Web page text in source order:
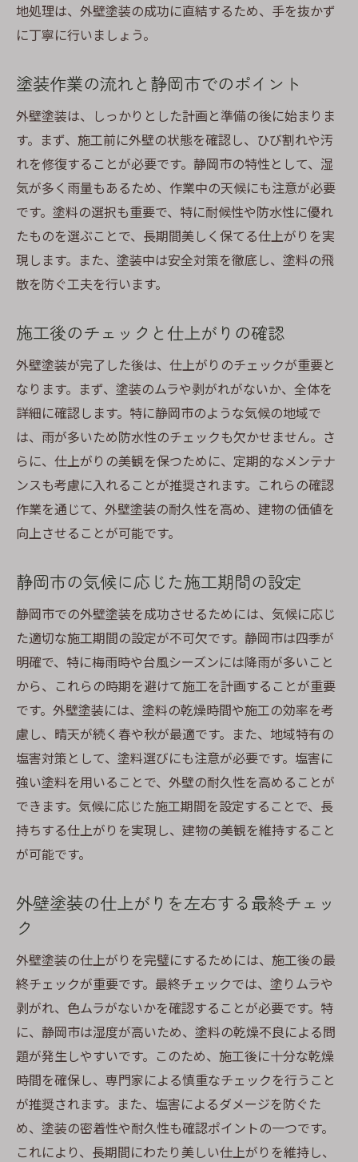
地処理は、外壁塗装の成功に直結するため、手を抜かず
に丁寧に行いましょう。
塗装作業の流れと静岡市でのポイント
外壁塗装は、しっかりとした計画と準備の後に始まりま
す。まず、施工前に外壁の状態を確認し、ひび割れや汚
れを修復することが必要です。静岡市の特性として、湿
気が多く雨量もあるため、作業中の天候にも注意が必要
です。塗料の選択も重要で、特に耐候性や防水性に優れ
たものを選ぶことで、長期間美しく保てる仕上がりを実
現します。また、塗装中は安全対策を徹底し、塗料の飛
散を防ぐ工夫を行います。
施工後のチェックと仕上がりの確認
外壁塗装が完了した後は、仕上がりのチェックが重要と
なります。まず、塗装のムラや剥がれがないか、全体を
詳細に確認します。特に静岡市のような気候の地域で
は、雨が多いため防水性のチェックも欠かせません。さ
らに、仕上がりの美観を保つために、定期的なメンテナ
ンスも考慮に入れることが推奨されます。これらの確認
作業を通じて、外壁塗装の耐久性を高め、建物の価値を
向上させることが可能です。
静岡市の気候に応じた施工期間の設定
静岡市での外壁塗装を成功させるためには、気候に応じ
た適切な施工期間の設定が不可欠です。静岡市は四季が
明確で、特に梅雨時や台風シーズンには降雨が多いこと
から、これらの時期を避けて施工を計画することが重要
です。外壁塗装には、塗料の乾燥時間や施工の効率を考
慮し、晴天が続く春や秋が最適です。また、地域特有の
塩害対策として、塗料選びにも注意が必要です。塩害に
強い塗料を用いることで、外壁の耐久性を高めることが
できます。気候に応じた施工期間を設定することで、長
持ちする仕上がりを実現し、建物の美観を維持すること
が可能です。
外壁塗装の仕上がりを左右する最終チェッ
ク
外壁塗装の仕上がりを完璧にするためには、施工後の最
終チェックが重要です。最終チェックでは、塗りムラや
剥がれ、色ムラがないかを確認することが必要です。特
に、静岡市は湿度が高いため、塗料の乾燥不良による問
題が発生しやすいです。このため、施工後に十分な乾燥
時間を確保し、専門家による慎重なチェックを行うこと
が推奨されます。また、塩害によるダメージを防ぐた
め、塗装の密着性や耐久性も確認ポイントの一つです。
これにより、長期間にわたり美しい仕上がりを維持し、